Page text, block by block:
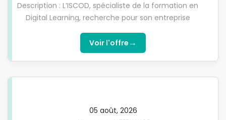
Description : L’ISCOD, spécialiste de la formation en
Digital Learning, recherche pour son entreprise
Téléprospecteur B2B H/F en contrat
d'apprentissage , pour préparer l’une de nos
niveau 5 à niveau 7 (Bac+2, Bachelor/Bac+3 et
détaillées ● Appels sortants ● Présentation claire et
Voir l'offre →
05 août, 2026